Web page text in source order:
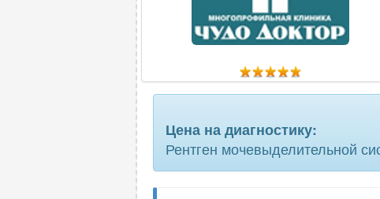
Цена на диагностику:
Рентген мочевыделительной